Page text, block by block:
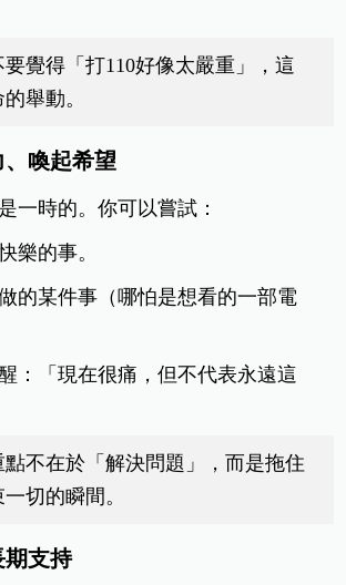
覺得「打110好像太嚴重」，這
舉動。
喚起希望
一時的。你可以嘗試：
樂的事。
的某件事（哪怕是想看的一部電
：「現在很痛，但不代表永遠這
不在於「解決問題」，而是拖住
切的瞬間。
期支持